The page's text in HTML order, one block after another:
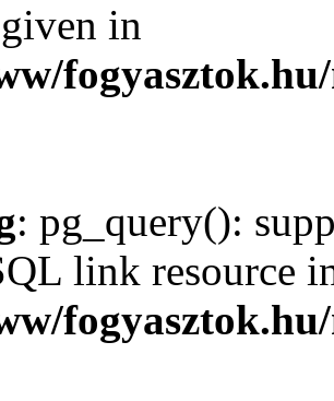
in
: pg_query():
link resource